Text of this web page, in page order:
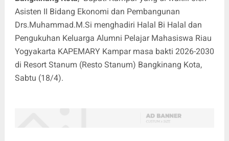
Asisten II Bidang Ekonomi dan Pembangunan
Drs.Muhammad.M.Si menghadiri Halal Bi Halal dan
Pengukuhan Keluarga Alumni Pelajar Mahasiswa Riau
Yogyakarta KAPEMARY Kampar masa bakti 2026-2030
di Resort Stanum (Resto Stanum) Bangkinang Kota,
Sabtu (18/4).